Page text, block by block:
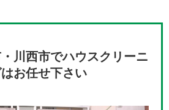
川西市でハウスクリーニ
お任せ下さい